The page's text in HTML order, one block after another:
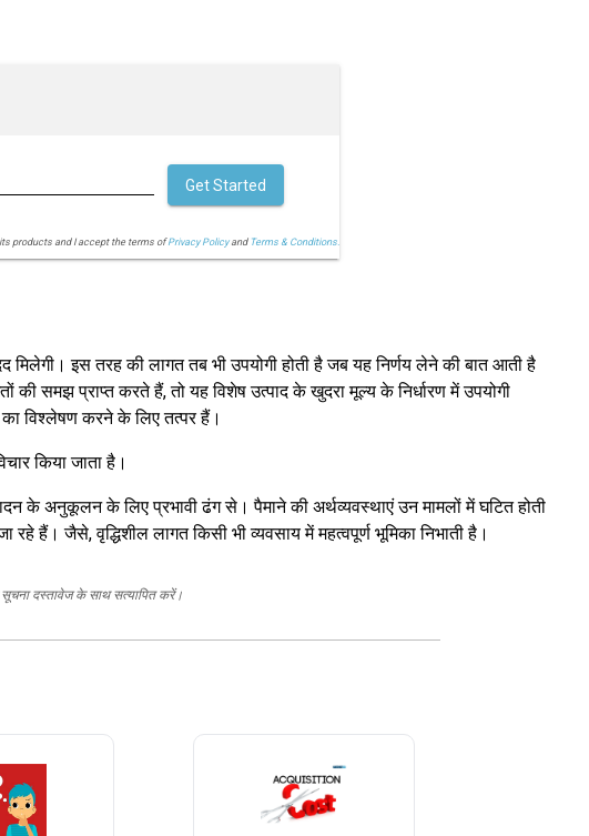
products and I accept the terms ofPrivacy Policyand Terms & Conditions.
Get Started
इस तरह की लागत तब भी उपयोगी होती है जब यह निर्णय लेने की बात आती है
समझ प्राप्त करते हैं, तो यह विशेष उत्पाद के खुदरा मूल्य के निर्धारण में उपयोगी
विश्लेषण करने के लिए तत्पर हैं।
किया जाता है।
के अनुकूलन के लिए प्रभावी ढंग से। पैमाने की अर्थव्यवस्थाएं उन मामलों में घटित होती
हैं। जैसे, वृद्धिशील लागत किसी भी व्यवसाय में महत्वपूर्ण भूमिका निभाती है।
सूचना दस्तावेज के साथ सत्यापित करें।